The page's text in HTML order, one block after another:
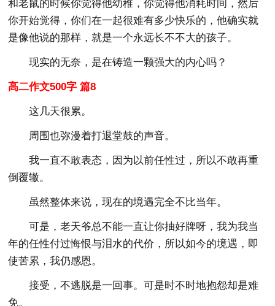
和老鼠的时候你觉得他幼稚，你觉得他消耗时间，然后
你开始觉得，你们在一起很难有多少快乐的，他确实就
是像他说的那样，就是一个永远长不不大的孩子。
现实的无奈，是在铸造一颗强大的内心吗？
高二作文500字 篇8
这几天很累。
周围也弥漫着打退堂鼓的声音。
我一直不敢表态，因为以前任性过，所以不敢再重
倒覆辙。
虽然整体来说，现在的境遇完全不比当年。
可是，老天爷总不能一直让你抽好牌呀，我为我当
年的任性付过悔恨与泪水的代价，所以如今的境遇，即
使苦累，我仍感恩。
接受，不逃脱是一回事。可是时不时地抱怨却是难
免。